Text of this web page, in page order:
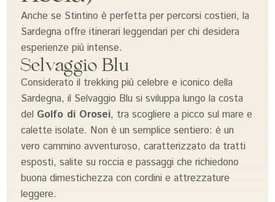
Anche se Stintino è perfetta per percorsi costieri, la
Sardegna offre itinerari leggendari per chi desidera
esperienze più intense.
Selvaggio Blu
Considerato il trekking più celebre e iconico della
Sardegna, il Selvaggio Blu si sviluppa lungo la costa
del Golfo di Orosei, tra scogliere a picco sul mare e
calette isolate. Non è un semplice sentiero: è un
vero cammino avventuroso, caratterizzato da tratti
esposti, salite su roccia e passaggi che richiedono
buona dimestichezza con cordini e attrezzature
leggere.